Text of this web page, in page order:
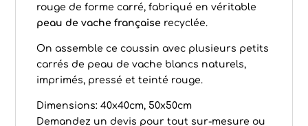
rouge de forme carré, fabriqué en véritable
peau de vache française recyclée.
On assemble ce coussin avec plusieurs petits
carrés de peau de vache blancs naturels,
imprimés, pressé et teinté rouge.
Dimensions: 40x40cm, 50x50cm
Demandez un devis pour tout sur-mesure ou